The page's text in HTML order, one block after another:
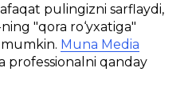
pulingizni sarflaydi,
"qora ro‘yxatiga"
Muna Media
professionalni qanday